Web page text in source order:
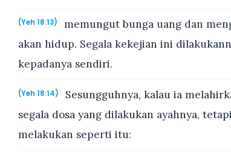
(Yeh 18:13)
memungut bunga uang dan
akan hidup. Segala kekejian ini
kepadanya sendiri.
(Yeh 18:14)
Sesungguhnya, kalau ia
segala dosa yang dilakukan ayahnya,
melakukan seperti itu: